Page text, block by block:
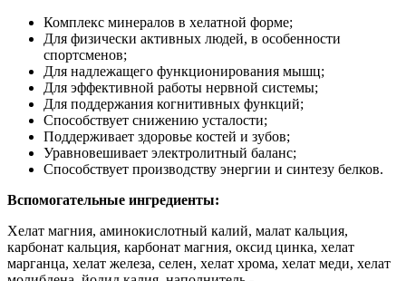
Комплекс минералов в хелатной форме;
Для физически активных людей, в особенности
спортсменов;
Для надлежащего функционирования мышц;
Для эффективной работы нервной системы;
Для поддержания когнитивных функций;
Способствует снижению усталости;
Поддерживает здоровье костей и зубов;
Уравновешивает электролитный баланс;
Способствует производству энергии и синтезу белков.
Вспомогательные ингредиенты:
Хелат магния, аминокислотный калий, малат кальция,
карбонат кальция, карбонат магния, оксид цинка, хелат
марганца, хелат железа, селен, хелат хрома, хелат меди, хелат